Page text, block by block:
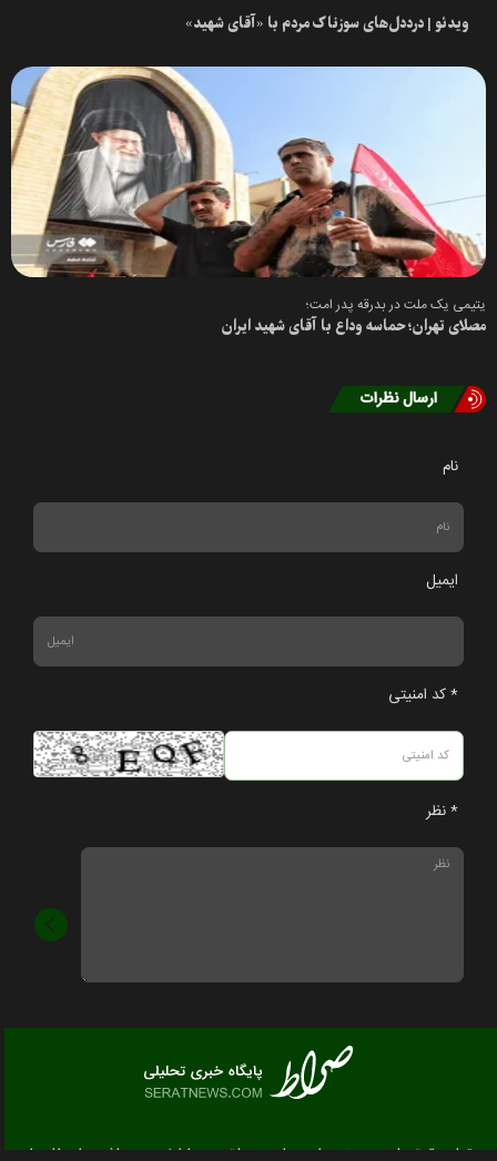
ویدئو | درددل‌های سوزناک مردم با «آقای شهید»
یتیمی یک ملت در بدرقه پدر امت؛
مصلای تهران؛ حماسه وداع با آقای شهید ایران
ارسال نظرات
نام
ایمیل
* کد امنیتی
* نظر
تمام حقوق مادی و معنوی این سایت متعلق به صراط نیوز می باشد و استفاده از